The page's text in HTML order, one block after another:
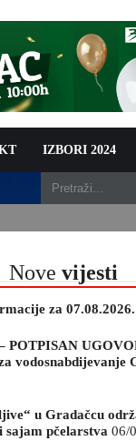
IZBORI 2024
Nove vijesti
za 07.08.2026.
POTPISAN
vodosnabdijevanje
u Gradačcu
sajam pčelarstva 06/